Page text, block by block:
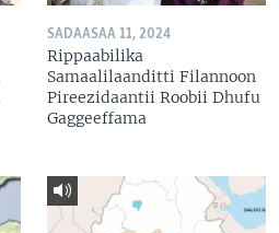
SADAASAA 11, 2024
Rippaabilika
Samaalilaanditti Filannoon
Pireezidaantii Roobii Dhufu
Gaggeeffama